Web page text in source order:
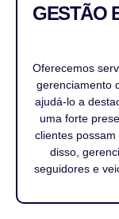
GESTÃO
Oferecemos
gerenciamento
ajudá-lo a
uma forte
clientes
disso,
seguidores e